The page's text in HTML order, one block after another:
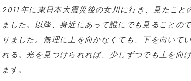
2011年に東日本大震災後の女川に行き、見たこと
ました。以降、身近にあって誰にでも見ることの
りました。無理に上を向かなくても、下を向いて
れる。光を見つけられれば、少しずつでも上を向
ます。